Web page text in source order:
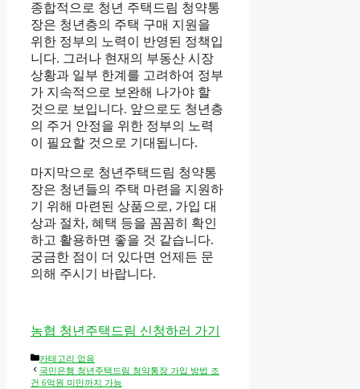
종합적으로 청년 주택드림 청약통
장은 청년층의 주택 구매 지원을
위한 정부의 노력이 반영된 정책입
니다. 그러나 현재의 부동산 시장
상황과 일부 한계를 고려하여 정부
가 지속적으로 보완해 나가야 할
것으로 보입니다. 앞으로도 청년층
의 주거 안정을 위한 정부의 노력
이 필요할 것으로 기대됩니다.
마지막으로 청년주택드림 청약통
장은 청년들의 주택 마련을 지원하
기 위해 마련된 상품으로, 가입 대
상과 절차, 혜택 등을 꼼꼼히 확인
하고 활용하면 좋을 것 같습니다.
궁금한 점이 더 있다면 언제든 문
의해 주시기 바랍니다.
농협 청년주택드림 신청하러 가기
Categories
카테고리 없음
국민은행 청년주택드림 청약통장 가입 방법 조
건 6억원 미만까지 가능